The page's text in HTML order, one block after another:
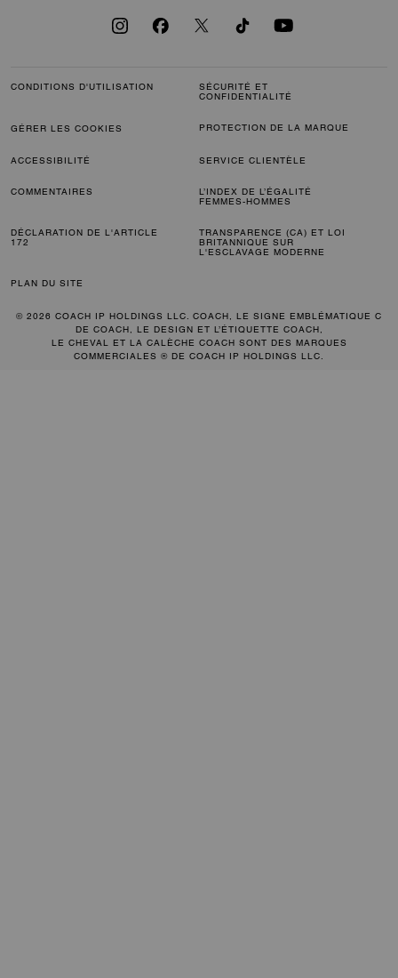
CONDITIONS D'UTILISATION
SÉCURITÉ ET
CONFIDENTIALITÉ
GÉRER LES COOKIES PROTECTION DE LA MARQUE
ACCESSIBILITÉ SERVICE CLIENTÈLE
COMMENTAIRES
L’INDEX DE L’ÉGALITÉ
FEMMES-HOMMES
DÉCLARATION DE L'ARTICLE
172
TRANSPARENCE (CA) ET LOI
BRITANNIQUE SUR
L'ESCLAVAGE MODERNE
PLAN DU SITE
© 2026 COACH IP HOLDINGS LLC. COACH, LE SIGNE EMBLÉMATIQUE C
DE COACH, LE DESIGN ET L’ÉTIQUETTE COACH,
LE CHEVAL ET LA CALÈCHE COACH SONT DES MARQUES
COMMERCIALES ® DE COACH IP HOLDINGS LLC.